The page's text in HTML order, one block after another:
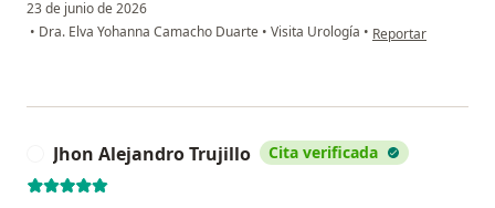
23 de junio de 2026
• Dra. Elva Yohanna Camacho Duarte • Visita Urología • en opinión del
Reportar
Jhon Alejandro Trujillo Cita verificada